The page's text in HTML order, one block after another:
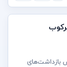
بازداشت‌های